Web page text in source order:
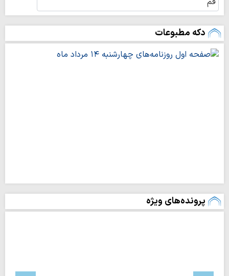
غروب خورشید۱۹:۰۴
نیمه‌شب شرعی۲۳:۲۵
اذان صبح۰۳:۴۷
دکه مطبوعات
پرونده‌های ویژه